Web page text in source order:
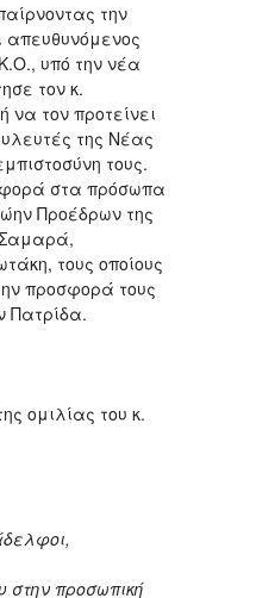
την
απευθυνόμενος
υπό την νέα
τον κ.
να τον προτείνει
της Νέας
τους.
στα πρόσωπα
Προέδρων της
τους οποίους
προσφορά τους
Πατρίδα.
ομιλίας του κ.
στην προσωπική